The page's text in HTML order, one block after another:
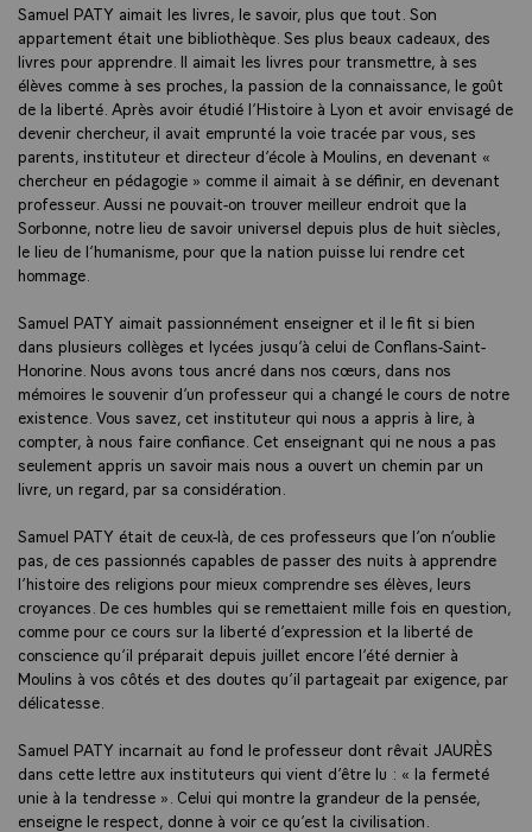
Samuel PATY aimait les livres, le savoir, plus que tout. Son
appartement était une bibliothèque. Ses plus beaux cadeaux, des
livres pour apprendre. Il aimait les livres pour transmettre, à ses
élèves comme à ses proches, la passion de la connaissance, le goût
de la liberté. Après avoir étudié l’Histoire à Lyon et avoir envisagé de
devenir chercheur, il avait emprunté la voie tracée par vous, ses
parents, instituteur et directeur d’école à Moulins, en devenant «
chercheur en pédagogie » comme il aimait à se définir, en devenant
professeur. Aussi ne pouvait-on trouver meilleur endroit que la
Sorbonne, notre lieu de savoir universel depuis plus de huit siècles,
le lieu de l’humanisme, pour que la nation puisse lui rendre cet
hommage.
Samuel PATY aimait passionnément enseigner et il le fit si bien
dans plusieurs collèges et lycées jusqu’à celui de Conflans-Saint-
Honorine. Nous avons tous ancré dans nos cœurs, dans nos
mémoires le souvenir d’un professeur qui a changé le cours de notre
existence. Vous savez, cet instituteur qui nous a appris à lire, à
compter, à nous faire confiance. Cet enseignant qui ne nous a pas
seulement appris un savoir mais nous a ouvert un chemin par un
livre, un regard, par sa considération.
Samuel PATY était de ceux-là, de ces professeurs que l’on n’oublie
pas, de ces passionnés capables de passer des nuits à apprendre
l’histoire des religions pour mieux comprendre ses élèves, leurs
croyances. De ces humbles qui se remettaient mille fois en question,
comme pour ce cours sur la liberté d’expression et la liberté de
conscience qu’il préparait depuis juillet encore l’été dernier à
Moulins à vos côtés et des doutes qu’il partageait par exigence, par
délicatesse.
Samuel PATY incarnait au fond le professeur dont rêvait JAURÈS
dans cette lettre aux instituteurs qui vient d’être lu : « la fermeté
unie à la tendresse ». Celui qui montre la grandeur de la pensée,
enseigne le respect, donne à voir ce qu’est la civilisation.